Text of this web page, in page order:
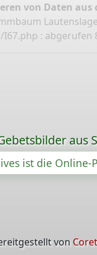
von Daten
: abgerufen
ist die
von